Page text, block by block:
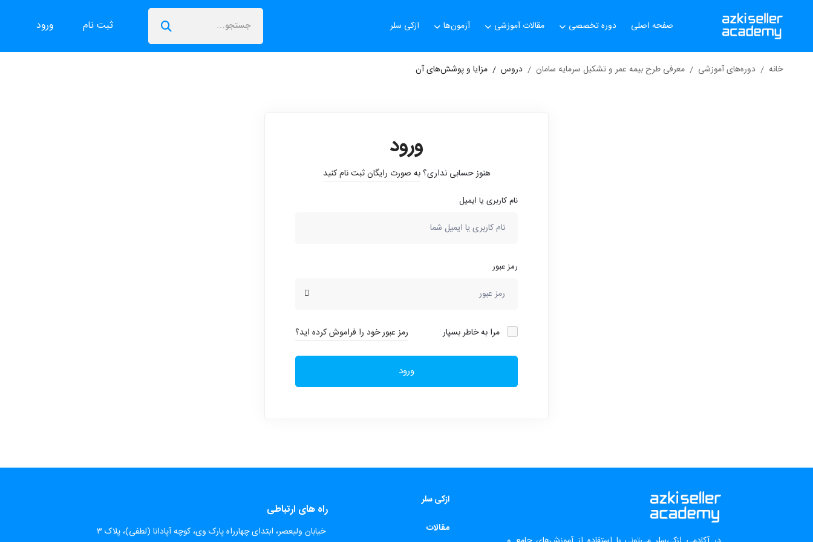
صفحه اصلی دوره تخصصی مقالات آموزشی آزمون‌ها ازکی سلر ورود ثبت نام
خانه دوره‌های آموزشی معرفی طرح بیمه عمر و تشکیل سرمایه سامان دروس مزایا و پوشش‌های آن
ورود
هنوز حسابی نداری؟به صورت رایگان ثبت نام کنید
نام کاربری یا ایمیل
رمز عبور
مرا به خاطر بسپار رمز عبور خود را فراموش کرده اید؟
ورود
ازکی سلر
مقالات
راه های ارتباطی
​خیابان ولیعصر، ابتدای چهارراه پارک وی، کوچه آپادانا (لطفی)، پلاک ۳